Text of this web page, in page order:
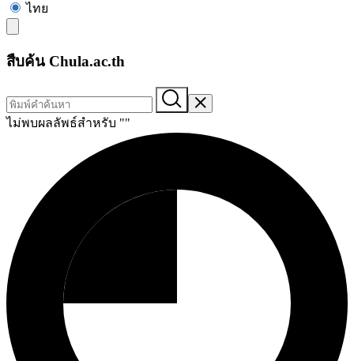
ไทย
สืบค้น Chula.ac.th
ไม่พบผลลัพธ์สำหรับ ""